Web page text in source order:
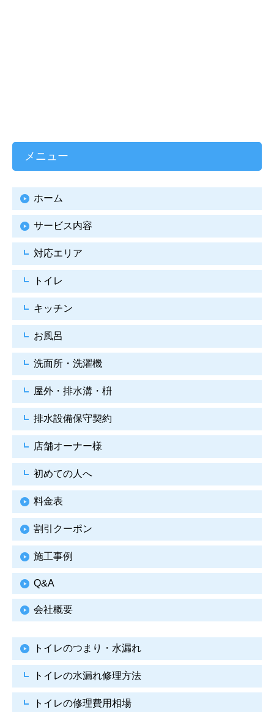
メニュー
ホーム
サービス内容
対応エリア
トイレ
キッチン
お風呂
洗面所・洗濯機
屋外・排水溝・枡
排水設備保守契約
店舗オーナー様
初めての人へ
料金表
割引クーポン
施工事例
Q&A
会社概要
トイレのつまり・水漏れ
トイレの水漏れ修理方法
トイレの修理費用相場